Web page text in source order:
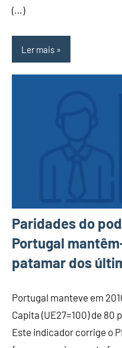
(…)
Ler mais
Paridades do
Portugal
patamar dos
Portugal manteve em
Capita (UE27=100) de
Este indicador corrige o